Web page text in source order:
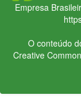
Empresa
O conteúdo
Creative